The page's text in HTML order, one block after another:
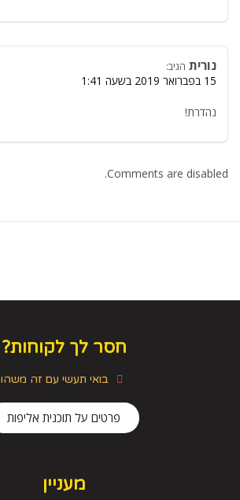
נורית הגיב:
15 בפברואר 2019 בשעה 1:41
נהדרת!
Comments are disabled.
חסר לך לקוחות?
בואי תעשי עם זה משהו
פרטים על תוכנית אליפות
מעניין